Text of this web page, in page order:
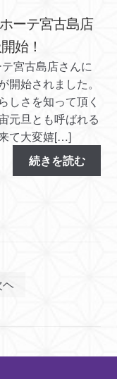
ーテ宮古島店
始！
宮古島店さんに
始されました。
しさを知って頂く
元旦とも呼ばれる
て大変嬉[…]
続きを読む
ヘ